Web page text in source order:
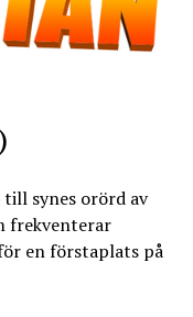
synes orörd av
frekventerar
en förstaplats på